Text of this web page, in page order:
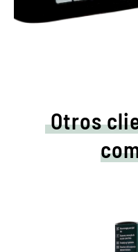
Otros